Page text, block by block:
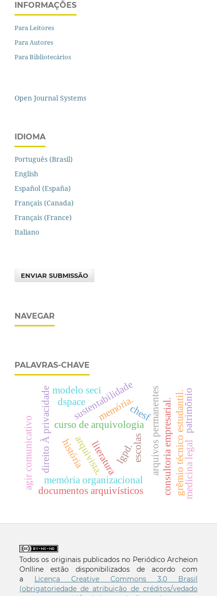
INFORMAÇÕES
Para Leitores
Para Autores
Para Bibliotecários
Open Journal Systems
IDIOMA
Português (Brasil)
English
Español (España)
Français (Canada)
Français (France)
Italiano
ENVIAR SUBMISSÃO
NAVEGAR
PALAVRAS-CHAVE
curso de arquivologia arquivos permanentes
direito À privacidade lgpd. consultoria empresarial.
memória organizacional
literatura
documentos arquivísticos
arquivista.
memória. grêmio técnico estudantil.
escolas
sustentabilidade
modelo seci
medicina legal
agir comunicativo
chesf
história
patrimônio
dspace
Todos os originais publicados no Periódico Archeion
Onlline estão disponibilizados de acordo com
a Licença Creative Commons 3.0 Brasil
(obrigatoriedade de atribuição de créditos/vedado